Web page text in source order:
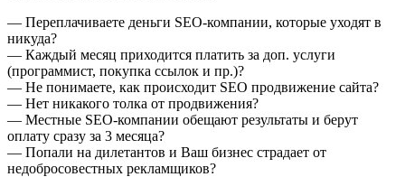
— Переплачиваете деньги SEO-компании, которые уходят в
никуда?
— Каждый месяц приходится платить за доп. услуги
(программист, покупка ссылок и пр.)?
— Не понимаете, как происходит SEO продвижение сайта?
— Нет никакого толка от продвижения?
— Местные SEO-компании обещают результаты и берут
оплату сразу за 3 месяца?
— Попали на дилетантов и Ваш бизнес страдает от
недобросовестных рекламщиков?